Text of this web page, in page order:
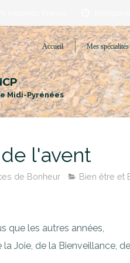
Accueil Mes spécialités
Midi-Pyrénées
l'avent
de Bonheur Bien être et
que les autres années,
Joie, de la Bienveillance,